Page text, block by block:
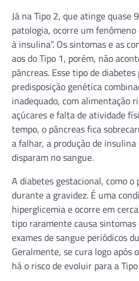
Já na Tipo 2, que atinge quase
patologia, ocorre um
à insulina”. Os sintomas e as
aos do Tipo 1, porém, não
pâncreas. Esse tipo de
predisposição genética
inadequado, com alimentação
açúcares e falta de atividade
tempo, o pâncreas fica
a falhar, a produção de
disparam no sangue.
A diabetes gestacional, como
durante a gravidez. É uma
hiperglicemia e ocorre em
tipo raramente causa
exames de sangue periódicos
Geralmente, se cura logo após
há o risco de evoluir para a